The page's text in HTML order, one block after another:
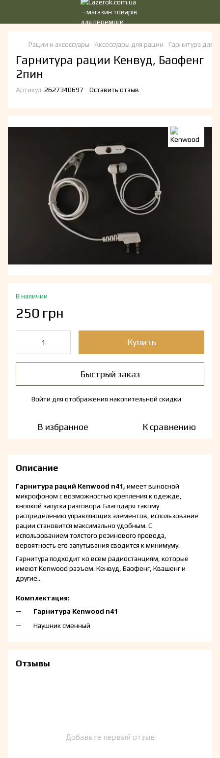
Рации и аксессуары Аксессуары для рации Гарнитура для
Гарнитура рации Кенвуд, Баофенг
2пин
Артикул: 2627340697 Оставить отзыв
В наличии
250 грн
Купить
Быстрый заказ
Войти для отображения накопительной скидки
В избранное К сравнению
Описание
Гарнитура раций Kenwood n41, имеет выносной
микрофоном с возможностью крепления к одежде,
кнопкой запуска разговора. Благодаря такому
распределению управляющих элементов, использование
рации становится максимально удобным. С
использованием толстого резинового провода,
вероятность его запутывания сводится к минимуму.
Гарнитура подходит ко всем радиостанциям, которые
имеют Kenwood разъем. Кенвуд, Баофенг, Квашенг и
другие..
Комплектация:
Гарнитура Kenwood n41
Наушник сменный
Отзывы
Добавьте первый отзыв